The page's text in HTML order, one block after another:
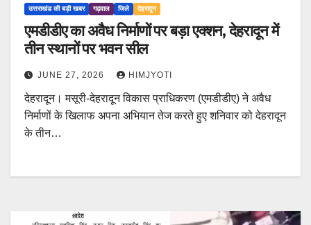
उत्तराखंड की बड़ी खबर गढ़वाल जिले देहरादून
एमडीडीए का अवैध निर्माणों पर बड़ा एक्शन, देहरादून में
तीन स्थानों पर भवन सील
JUNE 27, 2026 HIMJYOTI
देहरादून। मसूरी-देहरादून विकास प्राधिकरण (एमडीडीए) ने अवैध
निर्माणों के खिलाफ अपना अभियान तेज करते हुए शनिवार को देहरादून
के तीन…